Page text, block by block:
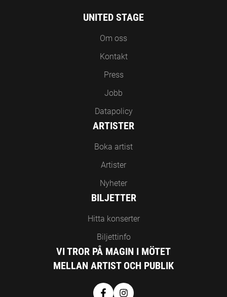
UNITED STAGE
Om oss
Kontakt
Press
Jobb
Datapolicy
ARTISTER
Boka artist
Artister
Nyheter
BILJETTER
Hitta konserter
Biljettinfo
VI TROR PÅ MAGIN I MÖTET
MELLAN ARTIST OCH PUBLIK